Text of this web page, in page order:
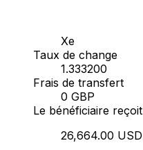
Xe
Taux de change
1.333200
Frais de transfert
0 GBP
Le bénéficiaire reçoit
26,664.00 USD